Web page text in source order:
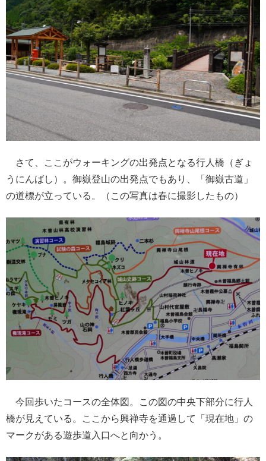
さて、ここがウォーキングの出発点となる行人橋（ぎょ
うにんばし）。御嶽登山の出発点でもあり、「御嶽古道」
の道標が立っている。（この写真は春に撮影したもの）
今回歩いたコースの全体図。この図の中央下部分に行人
橋が見えている。ここから興禅寺を通過して「現在地」の
マークがある遊歩道入口へと向かう。